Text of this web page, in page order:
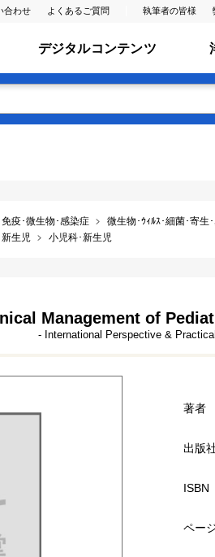
合わせ よくあるご質問 執筆者の皆様
デジタルコンテンツ
免疫･微生物･感染症
微生物･ｳｨﾙｽ･細菌･寄生
生児 小児科･新生児
Management of
- International Perspective &
著者
出版
ISBN
ペー